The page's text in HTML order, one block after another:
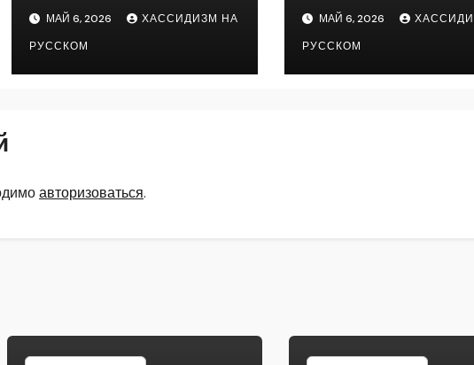
МАЙ 6, 2026
ХАССИДИЗМ НА
РУССКОМ
МАЙ 6, 2026
РУССКОМ
авторизоваться.